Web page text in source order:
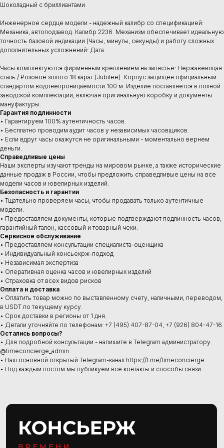
Шоколадный с бриллиантами.
Инженерное сердце модели - надежный калибр со спецификацией:
Механика, автоподзавод. Калибр 2236. Механизм обеспечивает идеальную
точность базовой индикации (Часы, минуты, секунды) и работу сложных
дополнительных усложнений: Дата.
Часы комплектуются фирменным креплением на запястье: Нержавеющая
сталь / Розовое золото 18 карат (Jubilee). Корпус защищен официальным
стандартом водонепроницаемости 100 м. Изделие поставляется в полной
заводской комплектации, включая оригинальную коробку и документы
мануфактуры.
Гарантия подлинности
• Гарантируем 100% аутентичность часов.
• Бесплатно проводим аудит часов у независимых часовщиков.
• Если вдруг часы окажутся не оригинальными - моментально вернем
деньги.
Справедливые цены
Наши эксперты изучают тренды на мировом рынке, а также исторические
данные продаж в России, чтобы предложить справедливые цены на все
модели часов и ювелирных изделий.
Безопасность и гарантии
• Тщательно проверяем часы, чтобы продавать только аутентичные
модели.
• Предоставляем документы, которые подтверждают подлинность часов,
гарантийный талон, кассовый и товарный чеки.
Сервисное обслуживание
• Предоставляем консультации специалиста-оценщика
• Индивидуальный консьекрж-подход
• Независимая экспертиза
• Оперативная оценка часов и ювелирных изделий
• Страховка от всех видов рисков
Оплата и доставка
• Оплатить товар можно по выставленному счету, наличными, переводом,
в USDT по текущему курсу.
• Срок доставки в регионы от 1 дня.
• Детали уточняйте по телефонам: +7 (495) 407-87-04, +7 (926) 804-47-16
Остались вопросы?
• Для подробной консультации - напишите в Telegram администратору
@timeconcierge_admin
• Наш основной открытый Telegram-канал https://t.me/timeconcierge
• Под каждым постом мы публикуем все контакты и способы связи
Купить
Швейцарские часы
В наличии в Москве
Часы под заказ
Новинки
Ювелирные изделия
Сервис
Консультации ежедневно:
10:00–21:00
Ремонт часов
Диагностика
Проверка на подлинность
Оценка